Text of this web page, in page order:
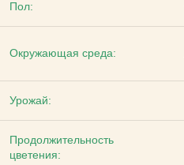
Пол:
Окружающая среда:
Урожай:
Продолжительность
цветения: